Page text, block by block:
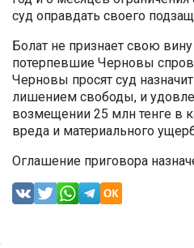
суд оправдать своего
Болат не признает свою вину
потерпевшие Черновы
Черновы просят суд
лишением свободы, и
возмещении 25 млн тенге в
вреда и материального
Оглашение приговора